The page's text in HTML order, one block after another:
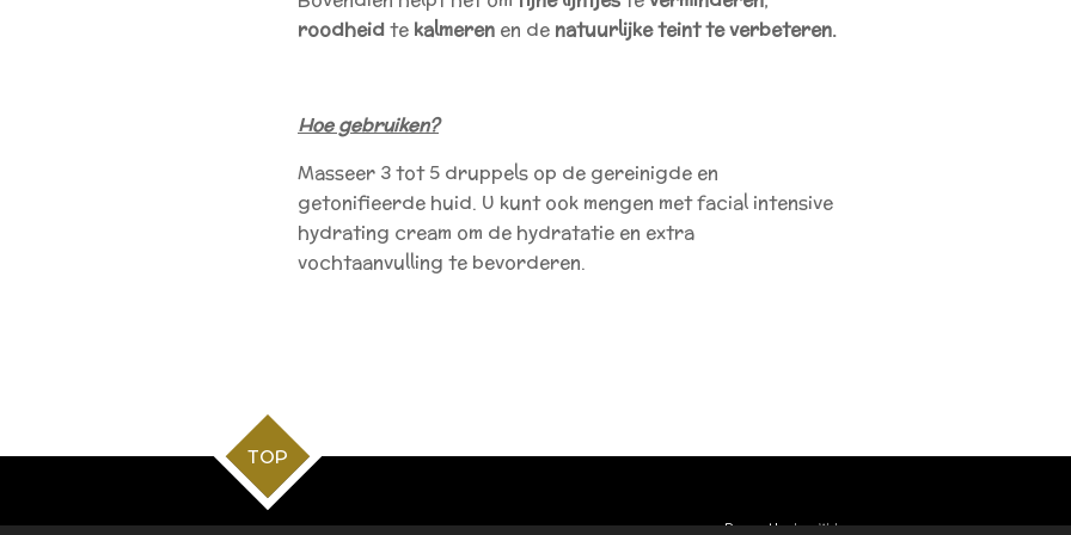
roodheidte kalmeren en de natuurlijke teint te verbeteren.
Hoe gebruiken?
Masseer 3 tot 5 druppels op de gereinigde en
getonifieerde huid. U kunt ook mengen met facial intensive
hydrating cream om de hydratatie en extra
vochtaanvulling te bevorderen.
TOP
Powered byJouwWeb